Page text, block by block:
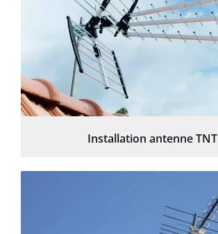
Installation antenne TNT